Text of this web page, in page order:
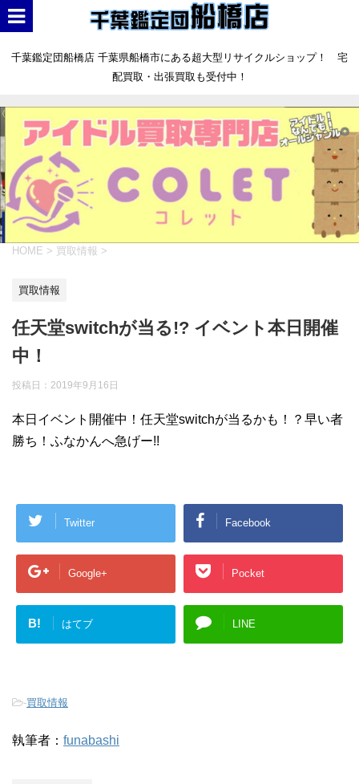
千葉鑑定団船橋店 千葉県船橋市にある超大型リサイクルショップ！ 宅
配買取・出張買取も受付中！
HOME > 買取情報 >
買取情報
任天堂switchが当る!? イベント本日開催
中！
投稿日： 2019年9月16日
本日イベント開催中！任天堂switchが当るかも！？早い者
勝ち！ふなかんへ急げー!!
Twitter Facebook
Google+ Pocket
B! はてブ LINE
-買取情報
執筆者： funabashi